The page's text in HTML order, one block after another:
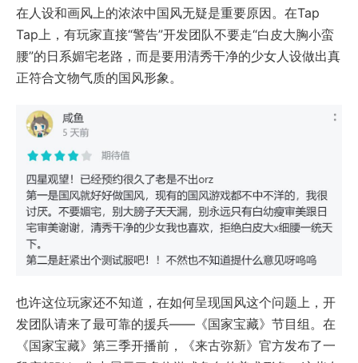
在人设和画风上的浓浓中国风无疑是重要原因。在Tap
Tap上，有玩家直接“警告”开发团队不要走“白皮大胸小蛮
腰”的日系媚宅老路，而是要用清秀干净的少女人设做出真
正符合文物气质的国风形象。
也许这位玩家还不知道，在如何呈现国风这个问题上，开
发团队请来了最可靠的援兵——《国家宝藏》节目组。在
《国家宝藏》第三季开播前，《来古弥新》官方发布了一